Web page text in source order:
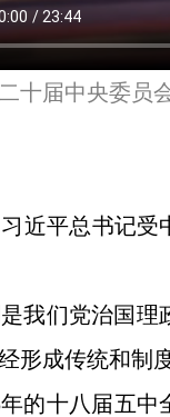
十届中央委员
近平总书记
我们党治国
形成传统和制
的十八届五